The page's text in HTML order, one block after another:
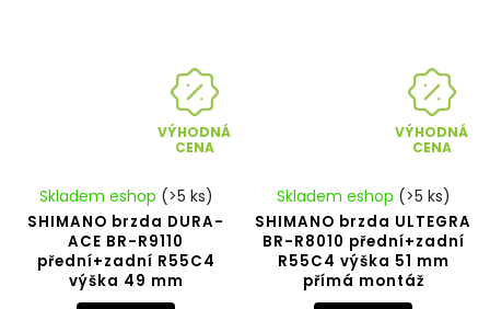
VÝHODNÁ
CENA
SHIMANO brzda DURA-
ACE BR-R9110
přední+zadní R55C4
výška 49 mm
Skladem eshop (>5 ks)
VÝHODNÁ
CENA
SHIMANO brzda ULTEGRA
BR-R8010 přední+zadní
R55C4 výška 51 mm
přímá montáž
Skladem eshop (>5 ks)